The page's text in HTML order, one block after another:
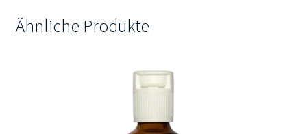
Ähnliche Produkte